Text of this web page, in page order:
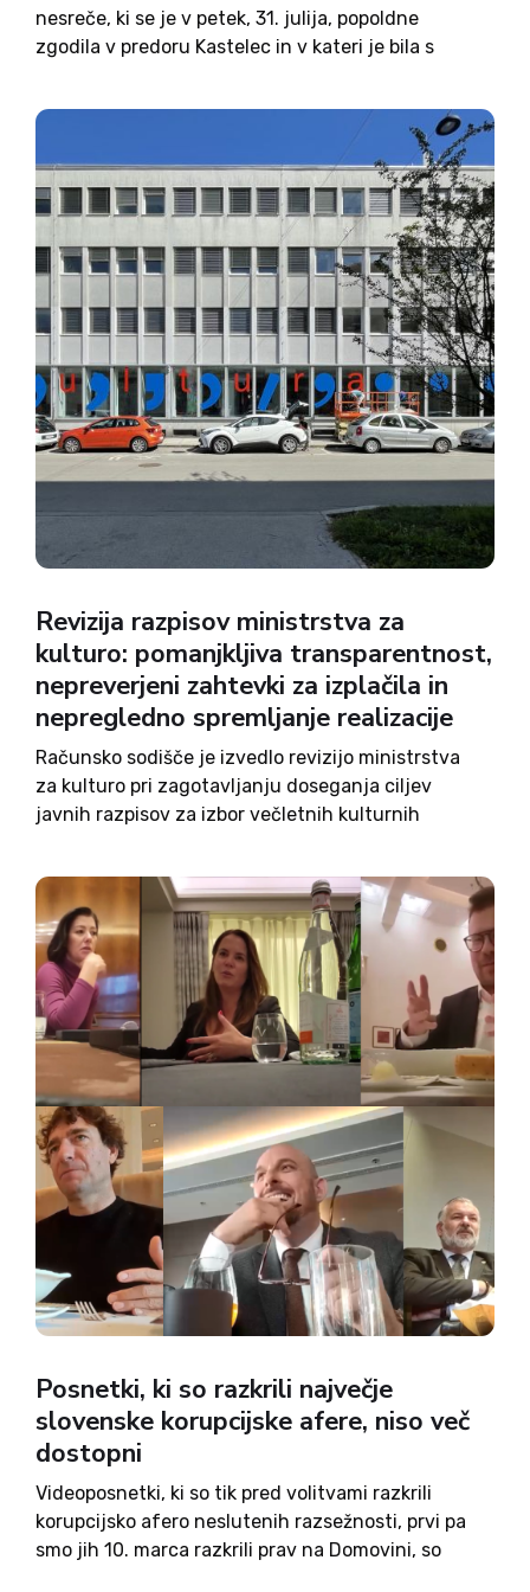
nesreče, ki se je v petek, 31. julija, popoldne
zgodila v predoru Kastelec in v kateri je bila s
republike Nataša Pirc Musar. Oglasil se je tudi urad
Revizija razpisov ministrstva za
kulturo: pomanjkljiva transparentnost,
nepreverjeni zahtevki za izplačila in
nepregledno spremljanje realizacije
Računsko sodišče je izvedlo revizijo ministrstva
za kulturo pri zagotavljanju doseganja ciljev
javnih razpisov za izbor večletnih kulturnih
področju umetnosti med letoma 2021 in 2025. Kot
meni računsko sodišče, je bilo ministrstvo pri
tem...
Posnetki, ki so razkrili največje
slovenske korupcijske afere, niso več
dostopni
Videoposnetki, ki so tik pred volitvami razkrili
korupcijsko afero neslutenih razsežnosti, prvi pa
smo jih 10. marca razkrili prav na Domovini, so